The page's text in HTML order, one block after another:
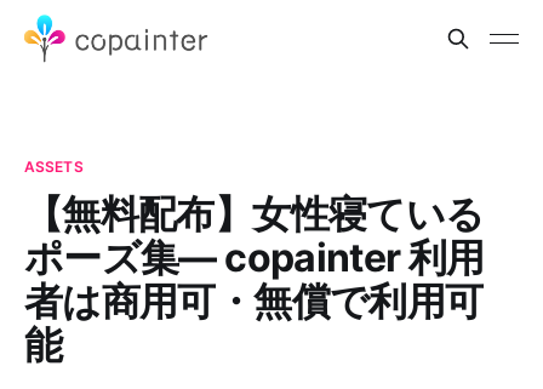
ASSETS
【無料配布】女性寝ている
ポーズ集— copainter 利用
者は商用可・無償で利用可
能